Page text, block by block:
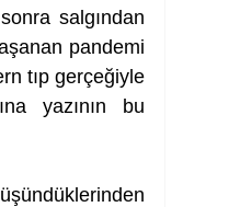
salgından
pandemi
tıp gerçeğiyle
yazının bu